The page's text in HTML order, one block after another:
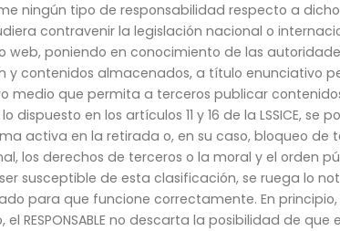
ningún tipo de responsabilidad respecto a
contravenir la legislación nacional o
poniendo en conocimiento de las
y contenidos almacenados, a título enunciativo
medio que permita a terceros publicar
dispuesto en los artículos 11 y 16 de la LSSICE, se
activa en la retirada o, en su caso, bloqueo de
los derechos de terceros o la moral y el orden
susceptible de esta clasificación, se ruega lo
para que funcione correctamente. En
no descarta la posibilidad de que